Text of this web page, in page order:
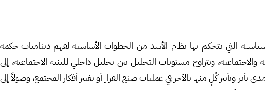
التي يتحكم بها نظام الأسد من الخطوات الأساسية لفهم ديناميات حكمه
والاجتماعية، وتتراوح مستويات التحليل بين تحليل داخلي للبنية الاجتماعية، إلى
تأثر وتأثير كُلٍ منها بالآخر في عمليات صنع القرار أو تغيير أفكار المجتمع، وصولاً إلى